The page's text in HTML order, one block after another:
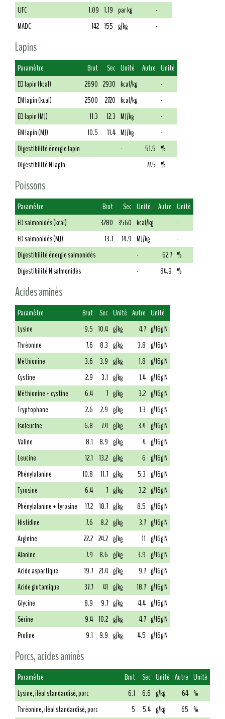
UFC 1.09 1.19 par kg
-
MADC
142 155 g/kg -
Lapins
Paramètre Brut Sec Unité Autre Unité
ED lapin (kcal)
2690 2930 kcal/kg
-
EM lapin (kcal)
2500 2720 kcal/kg
-
ED lapin (MJ)
11.3 12.3 MJ/kg
-
EM lapin (MJ)
10.5 11.4 MJ/kg
-
Digestibilité énergie lapin
- 51.5 %
Digestibilité N lapin
- 77.5 %
Poissons
Paramètre Brut Sec Unité Autre Unité
ED salmonidés (kcal)
3280 3560 kcal/kg
-
ED salmonidés (MJ)
13.7 14.9 MJ/kg
-
Digestibilité énergie salmonidés
- 62.7 %
Digestibilité N salmonidés
- 84.9 %
Acides aminés
Paramètre Brut Sec Unité Autre Unité
Lysine
9.5 10.4 g/kg 4.7 g/16g N
Thréonine
7.6 8.3 g/kg 3.8 g/16g N
Méthionine
3.6 3.9 g/kg 1.8 g/16g N
Cystine
2.9 3.1 g/kg 1.4 g/16g N
Méthionine + cystine
6.4 7 g/kg 3.2 g/16g N
Tryptophane
2.6 2.9 g/kg 1.3 g/16g N
Isoleucine
6.8 7.4 g/kg 3.4 g/16g N
Valine
8.1 8.9 g/kg 4 g/16g N
Leucine
12.1 13.2 g/kg 6 g/16g N
Phénylalanine
10.8 11.7 g/kg 5.3 g/16g N
Tyrosine
6.4 7 g/kg 3.2 g/16g N
Phénylalanine + tyrosine
17.2 18.7 g/kg 8.5 g/16g N
Histidine
7.6 8.2 g/kg 3.7 g/16g N
Arginine
22.2 24.2 g/kg 11 g/16g N
Alanine
7.9 8.6 g/kg 3.9 g/16g N
Acide aspartique
19.7 21.4 g/kg 9.7 g/16g N
Acide glutamique
37.7 41 g/kg 18.7 g/16g N
Glycine
8.9 9.7 g/kg 4.4 g/16g N
Sérine
9.4 10.2 g/kg 4.7 g/16g N
Proline
9.1 9.9 g/kg 4.5 g/16g N
Porcs, acides aminés
Paramètre Brut Sec Unité Autre Unité
Lysine, iléal standardisé, porc
6.1 6.6 g/kg 64 %
Thréonine, iléal standardisé, porc
5 5.4 g/kg 65 %